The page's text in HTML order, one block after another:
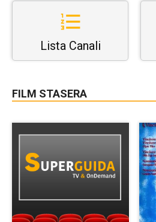
Lista Canali
FILM STASERA